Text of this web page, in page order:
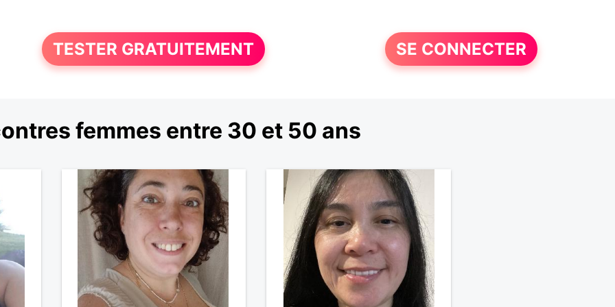
TESTER GRATUITEMENT SE CONNECTER
femmes entre 30 et 50 ans